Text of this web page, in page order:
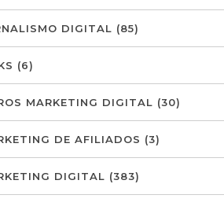
DIGITAL (85)
(6)
MARKETING DIGITAL (30)
DE AFILIADOS (3)
DIGITAL (383)